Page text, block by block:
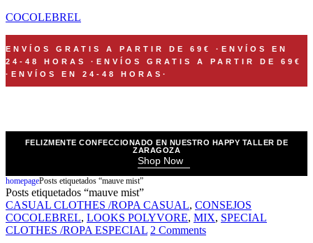
COCOLEBREL
ENVÍOS GRATIS A PARTIR DE 69€ · ENVÍOS EN
24-48 HORAS · ENVÍOS GRATIS A PARTIR DE 69€
· ENVÍOS EN 24-48 HORAS ·
FELIZMENTE CONFECCIONADO EN NUESTRO HAPPY TALLER DE
ZARAGOZA
Shop Now
homepagePosts etiquetados “mauve mist”
Posts etiquetados “mauve mist”
CASUAL CLOTHES /ROPA CASUAL, CONSEJOS
COCOLEBREL, LOOKS POLYVORE, MIX, SPECIAL
CLOTHES /ROPA ESPECIAL 2 Comments